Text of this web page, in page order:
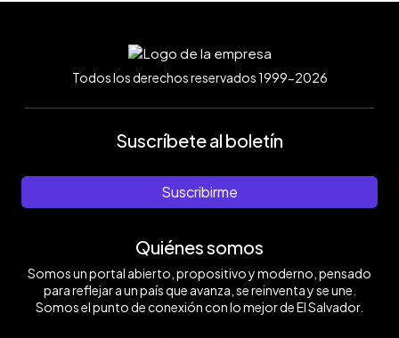
Todos los derechos reservados 1999-2026
Suscríbete al boletín
Suscribirme
Quiénes somos
Somos un portal abierto, propositivo y moderno, pensado
para reflejar a un país que avanza, se reinventa y se une.
Somos el punto de conexión con lo mejor de El Salvador.